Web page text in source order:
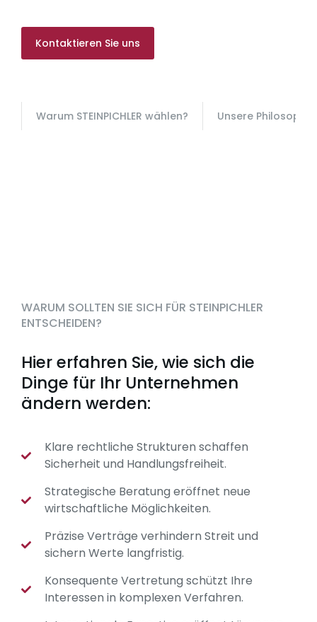
Kontaktieren Sie uns
Warum STEINPICHLER wählen? Unsere Philosophie
WARUM SOLLTEN SIE SICH FÜR STEINPICHLER
ENTSCHEIDEN?
Hier erfahren Sie, wie sich die
Dinge für Ihr Unternehmen
ändern werden:
Klare rechtliche Strukturen schaffen
Sicherheit und Handlungsfreiheit.
Strategische Beratung eröffnet neue
wirtschaftliche Möglichkeiten.
Präzise Verträge verhindern Streit und
sichern Werte langfristig.
Konsequente Vertretung schützt Ihre
Interessen in komplexen Verfahren.